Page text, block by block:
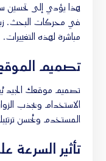
هذا يؤدي إلى تحسين
في محركات البحث.
مباشرة لهذه التغييرات.
تصميم
تصميم موقعك الجيد
الاستخدام ويجذب
المستخدم ويُحسن
تأثير السرعة